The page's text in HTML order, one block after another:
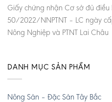
Giấy chứng nhận Cơ sở đủ
50/2022/NNPTNT – LC ngày
Nông Nghiệp và PTNT Lai Châu
DANH MỤC SẢN PHẨM
Nông Sản – Đặc Sản Tây Bắc